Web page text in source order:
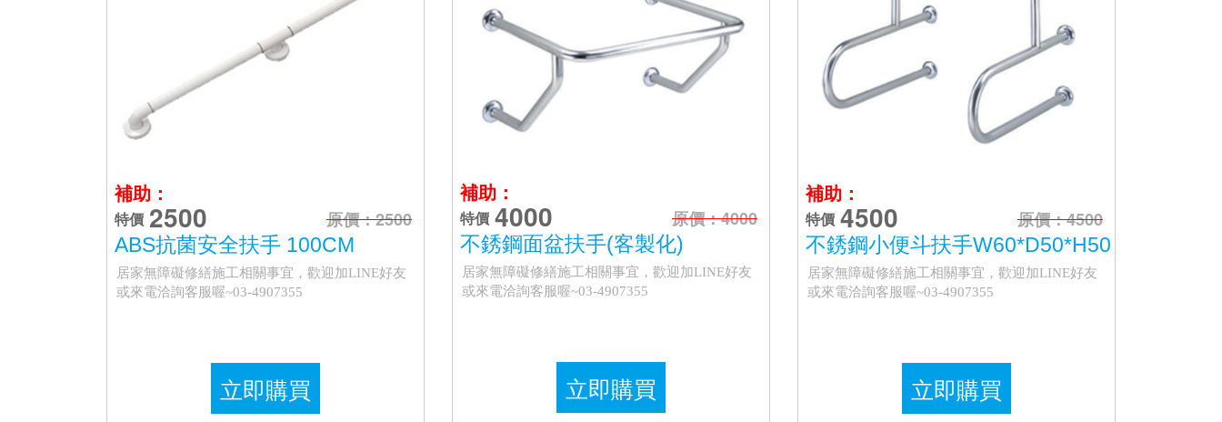
補助：
特價 2500
原價：2500
ABS抗菌安全扶手 100CM
居家無障礙修繕施工相關事宜，歡迎加LINE好友
或來電洽詢客服喔~03-4907355
立即購買
補助：
特價 4000
原價：4000
不銹鋼面盆扶手(客製化)
居家無障礙修繕施工相關事宜，歡迎加LINE好友
或來電洽詢客服喔~03-4907355
立即購買
補助：
特價 4500
原價：4500
不銹鋼小便斗扶手W60*D50*H50
居家無障礙修繕施工相關事宜，歡迎加LINE好友
或來電洽詢客服喔~03-4907355
立即購買